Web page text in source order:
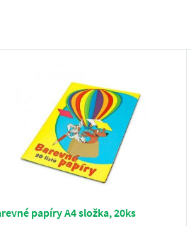
papíry A4 složka, 20ks